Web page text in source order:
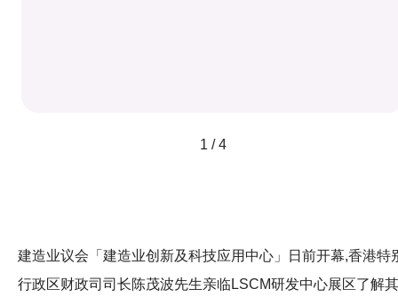
1 / 4
建造业议会「建造业创新及科技应用中心」日前开幕,香港特
行政区财政司司长陈茂波先生亲临LSCM研发中心展区了解其